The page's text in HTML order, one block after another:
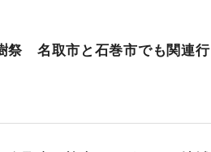
祭 名取市と石巻市でも関連行